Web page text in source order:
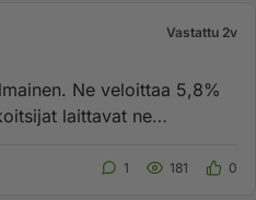
Vastattu 2v
Ne veloittaa 5,8%
laittavat ne
1 181 0